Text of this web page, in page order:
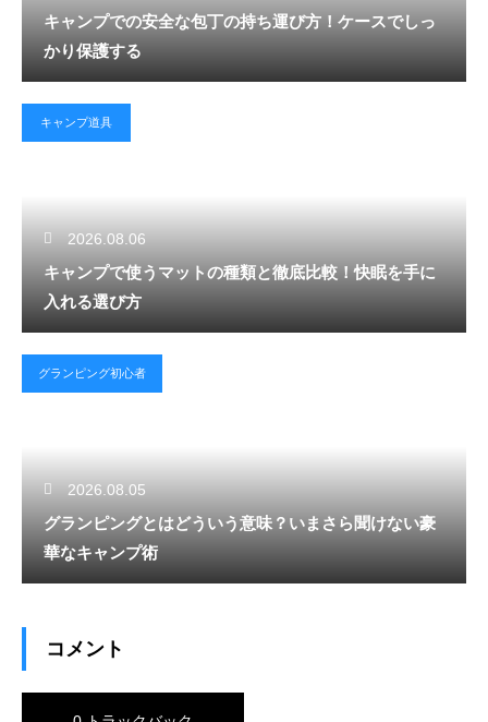
キャンプでの安全な包丁の持ち運び方！ケースでしっ
かり保護する
キャンプ道具
2026.08.06
キャンプで使うマットの種類と徹底比較！快眠を手に
入れる選び方
グランピング初心者
2026.08.05
グランピングとはどういう意味？いまさら聞けない豪
華なキャンプ術
コメント